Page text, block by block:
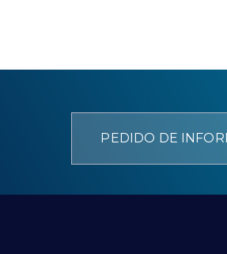
PEDIDO DE